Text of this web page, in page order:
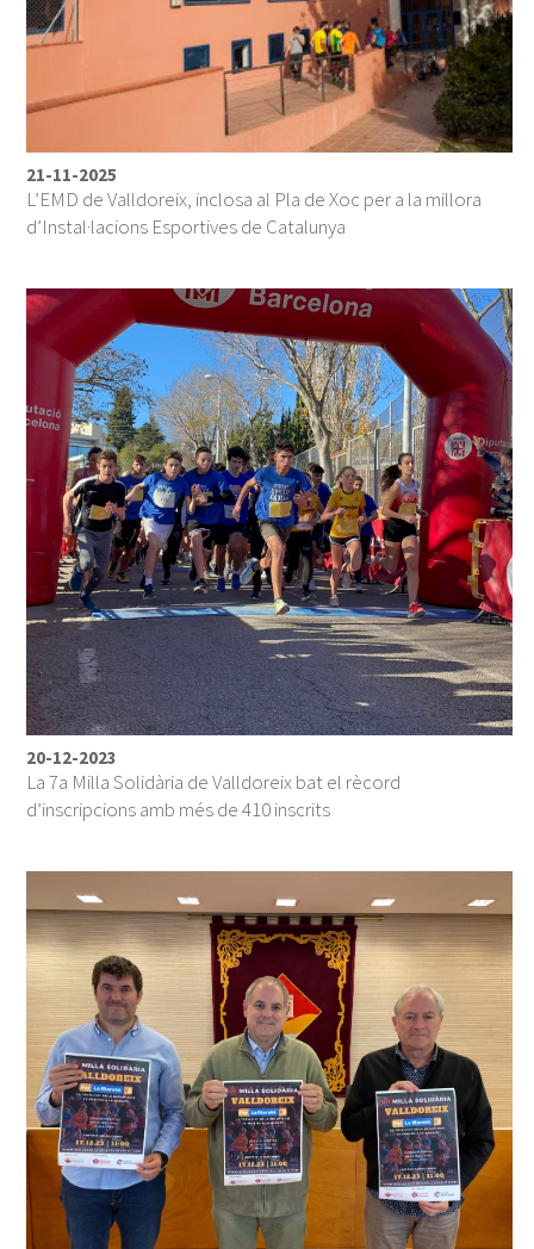
21-11-2025
L’EMD de Valldoreix, inclosa al Pla de Xoc per a la millora
d’Instal·lacions Esportives de Catalunya
20-12-2023
La 7a Milla Solidària de Valldoreix bat el rècord
d’inscripcions amb més de 410 inscrits